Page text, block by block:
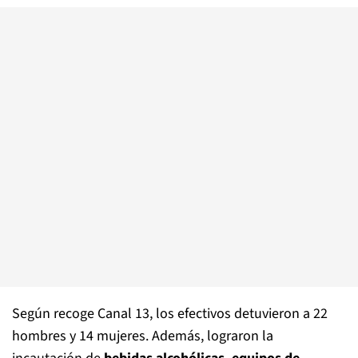
Según recoge Canal 13, los efectivos detuvieron a 22
hombres y 14 mujeres. Además, lograron la